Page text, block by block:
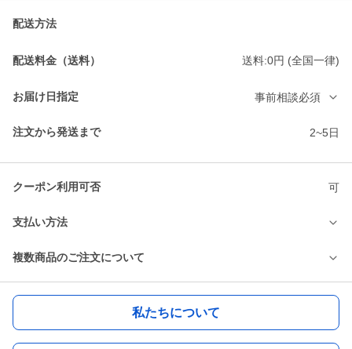
配送方法
配送料金（送料） 送料:0円 (全国一律)
お届け日指定 事前相談必須
注文から発送まで 2~5日
クーポン利用可否 可
支払い方法
複数商品のご注文について
私たちについて